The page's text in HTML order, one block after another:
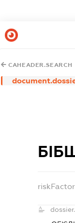
CAHEADER.SEARCH